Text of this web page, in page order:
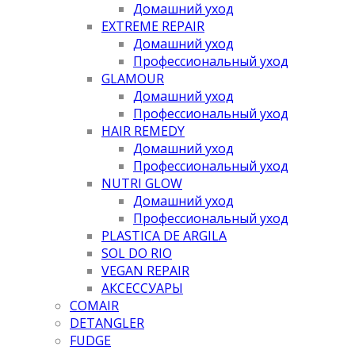
Домашний уход
EXTREME REPAIR
Домашний уход
Профессиональный уход
GLAMOUR
Домашний уход
Профессиональный уход
HAIR REMEDY
Домашний уход
Профессиональный уход
NUTRI GLOW
Домашний уход
Профессиональный уход
PLASTICA DE ARGILA
SOL DO RIO
VEGAN REPAIR
АКСЕССУАРЫ
COMAIR
DETANGLER
FUDGE